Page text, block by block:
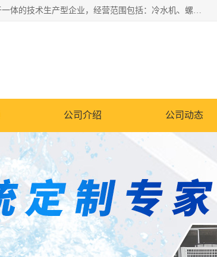
宿迁慈乌温控科技有限公司是一家集工业冷水机研发、制造、营销、服务于一体的技术生产型企业，经营范围包括：冷水机、螺杆式冷水机组、工业冷水机、水冷式冷水机、风冷式冷水机组、风冷螺杆式冷冻机组、冷冻机、注塑专用冷水机、混泥土专用冷水机、低温防爆冷水机组等。专业温控设备供应商 模温机/冷水机/导热油炉定制服务等
公司介绍 公司动态